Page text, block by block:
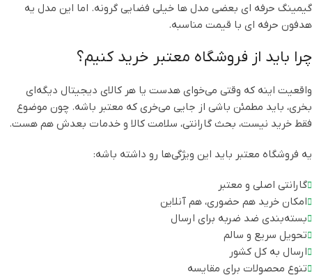
گیمینگ حرفه ای بعضی مدل ها خیلی فضایی گرونه. اما این مدل یه
هدفون حرفه ای با قیمت مناسبه.
چرا باید از فروشگاه معتبر خرید کنیم؟
واقعیت اینه که وقتی می‌خوای هدست یا هر کالای دیجیتال دیگه‌ای
بخری، باید مطمئن باشی از جایی می‌خری که معتبر باشه. چون موضوع
فقط خرید نیست، بحث گارانتی، سلامت کالا و خدمات بعدش هم هست.
یه فروشگاه معتبر باید این ویژگی‌ها رو داشته باشه:
گارانتی اصلی و معتبر
امکان خرید هم حضوری، هم آنلاین
بسته‌بندی ضد ضربه برای ارسال
تحویل سریع و سالم
ارسال به کل کشور
تنوع محصولات برای مقایسه